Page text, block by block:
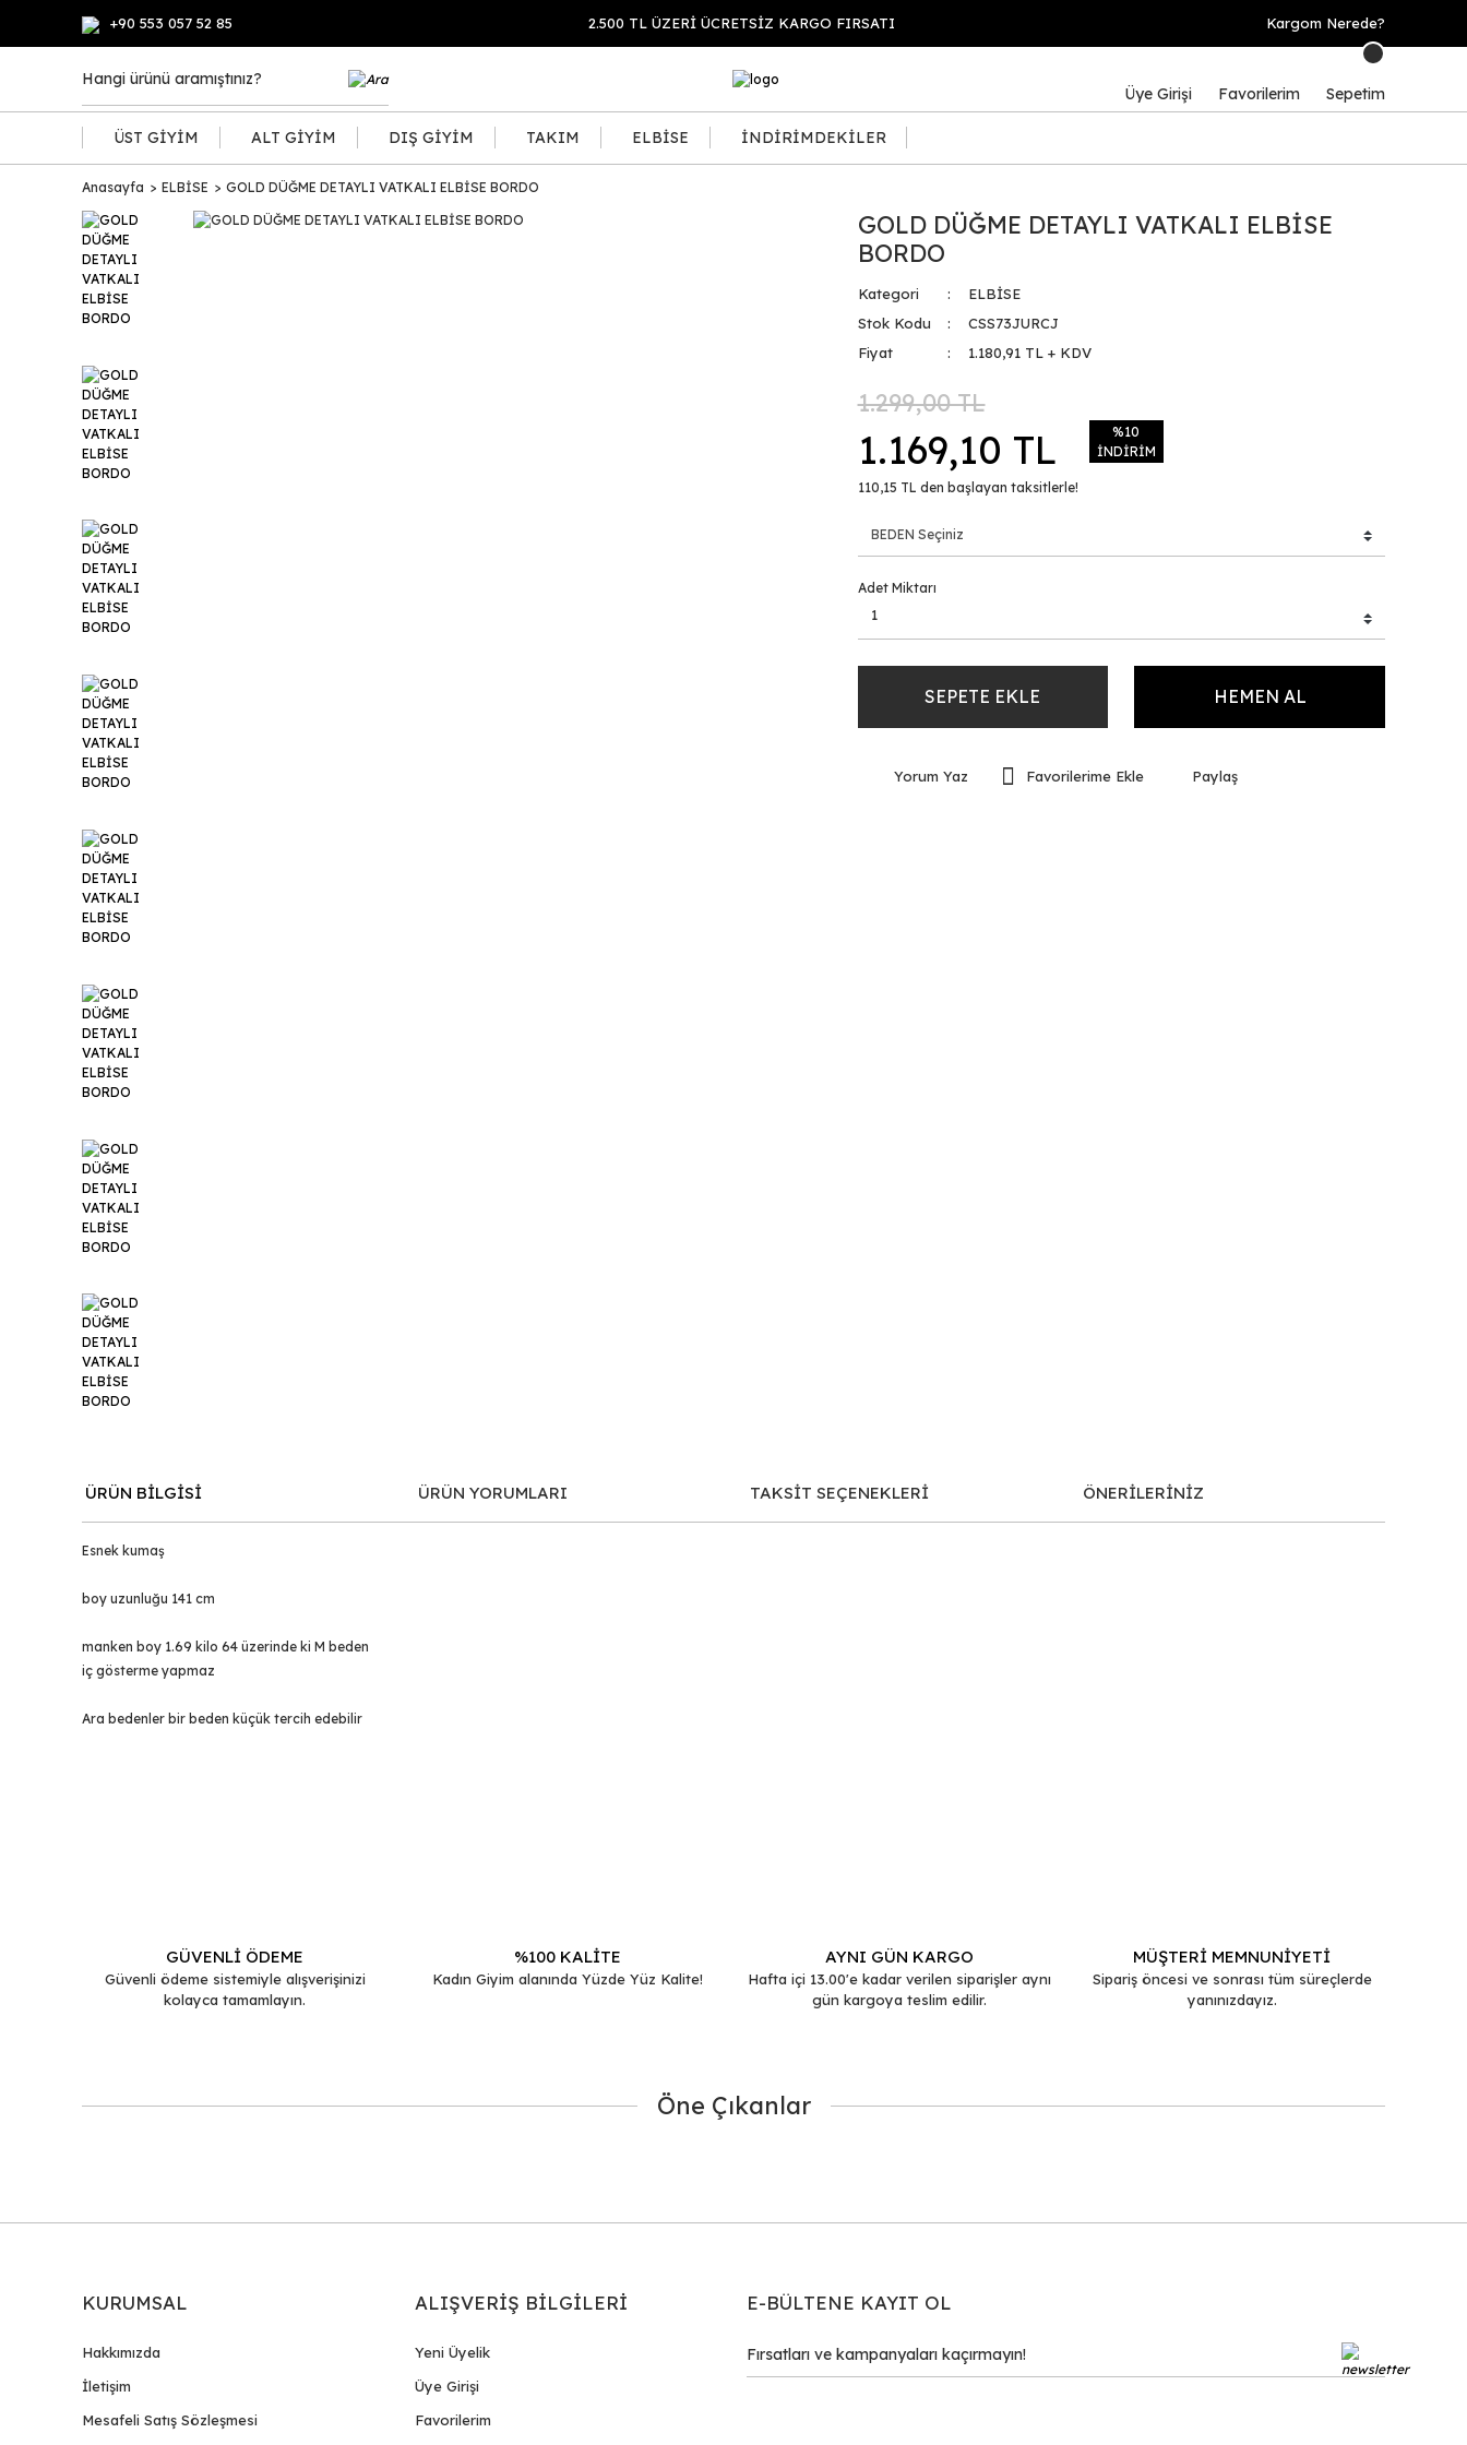
+90 553 057 52 85 2.500 TL ÜZERİ ÜCRETSİZ KARGO FIRSATI Kargom Nerede?
Üye Girişi Favorilerim Sepetim
ÜST GİYİM ALT GİYİM DIŞ GİYİM TAKIM ELBİSE İNDİRİMDEKİLER
Anasayfa ELBİSE GOLD DÜĞME DETAYLI VATKALI ELBİSE BORDO
GOLD DÜĞME DETAYLI VATKALI ELBİSE
BORDO
Kategori
ELBİSE
Stok Kodu
CSS73JURCJ
Fiyat
1.180,91 TL + KDV
1.299,00 TL
1.169,10 TL
110,15 TL den başlayan taksitlerle!
%10
İNDİRİM
Adet Miktarı
SEPETE EKLE HEMEN AL
Yorum Yaz Paylaş
ÜRÜN BİLGİSİ ÜRÜN YORUMLARI TAKSİT SEÇENEKLERİ ÖNERİLERİNİZ
Esnek kumaş
boy uzunluğu 141 cm
manken boy 1.69 kilo 64 üzerinde ki M beden
iç gösterme yapmaz
Ara bedenler bir beden küçük tercih edebilir
Ürün fiyatı diğer sitelerden daha pahalı.
Bu ürüne benzer farklı alternatifler olmalı.
GÜVENLİ ÖDEME
Güvenli ödeme sistemiyle alışverişinizi
kolayca tamamlayın.
%100 KALİTE
Kadın Giyim alanında Yüzde Yüz Kalite!
AYNI GÜN KARGO
Hafta içi 13.00'e kadar verilen siparişler aynı
gün kargoya teslim edilir.
MÜŞTERİ MEMNUNİYETİ
Sipariş öncesi ve sonrası tüm süreçlerde
yanınızdayız.
Öne Çıkanlar
KURUMSAL
Hakkımızda
İletişim
Mesafeli Satış Sözleşmesi
ALIŞVERİŞ BİLGİLERİ
Yeni Üyelik
Üye Girişi
Favorilerim
E-BÜLTENE KAYIT OL